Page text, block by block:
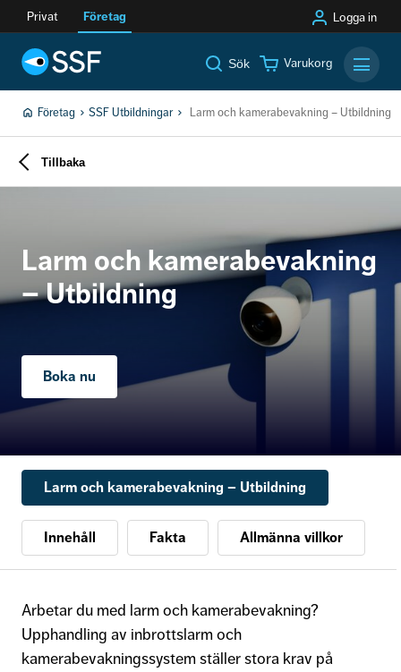
Privat Företag Logga in
Sök Varukorg
Företag SSF Utbildningar Larm och kamerabevakning – Utbildning
Tillbaka
Larm och kamerabevakning
– Utbildning
Boka nu
Larm och kamerabevakning – Utbildning
Innehåll Fakta Allmänna villkor
Arbetar du med larm och kamerabevakning?
Upphandling av inbrottslarm och
kamerabevakningssystem ställer stora krav på